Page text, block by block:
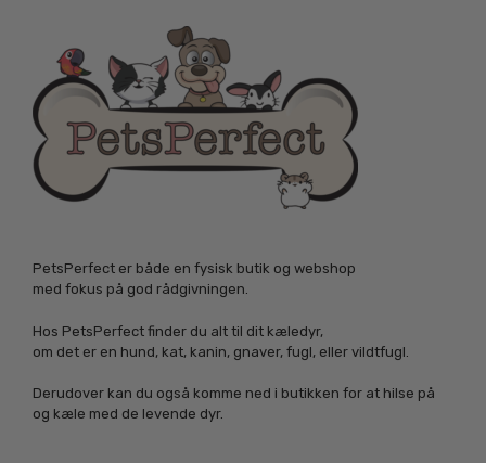
PetsPerfect er både en fysisk butik og webshop
med fokus på god rådgivningen.
Hos PetsPerfect finder du alt til dit kæledyr,
om det er en hund, kat, kanin, gnaver, fugl, eller vildtfugl.
Derudover kan du også komme ned i butikken for at hilse på
og kæle med de levende dyr.